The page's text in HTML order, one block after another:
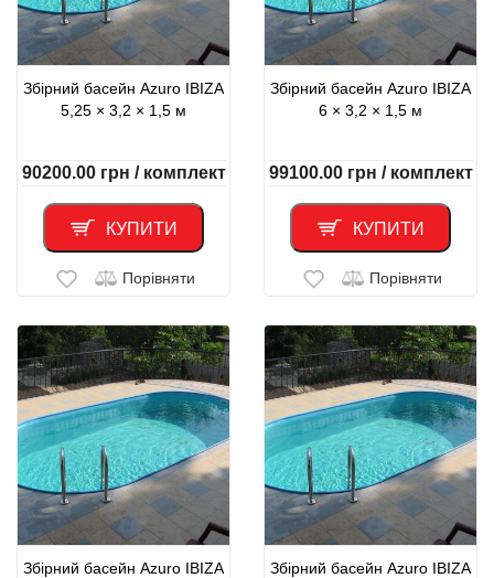
Збірний басейн Azuro IBIZA
5,25 × 3,2 × 1,5 м
90200.00 грн / комплект
КУПИТИ
Порівняти
Збірний басейн Azuro IBIZA
6 × 3,2 × 1,5 м
99100.00 грн / комплект
КУПИТИ
Порівняти
Збірний басейн Azuro IBIZA
Збірний басейн Azuro IBIZA